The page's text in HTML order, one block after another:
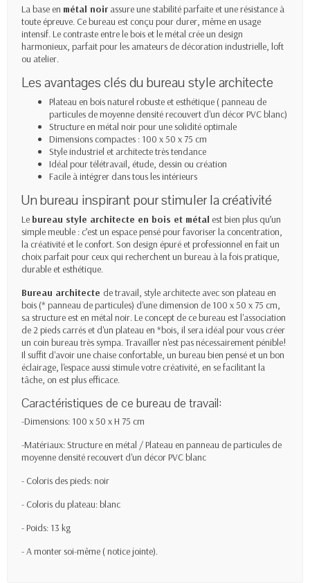
La base en métal noirassure une stabilité parfaite et une résistance à
toute épreuve. Ce bureau est conçu pour durer, même en usage
intensif. Le contraste entre le bois et le métal crée un design
harmonieux, parfait pour les amateurs de décoration industrielle, loft
ou atelier.
Les avantages clés du bureau style architecte
Plateau en bois naturel robuste et esthétique ( panneau de
particules de moyenne densité recouvert d'un décor PVC blanc)
Structure en métal noir pour une solidité optimale
Dimensions compactes : 100 x 50 x 75 cm
Style industriel et architecte très tendance
Idéal pour télétravail, étude, dessin ou création
Facile à intégrer dans tous les intérieurs
Un bureau inspirant pour stimuler la créativité
Le bureau style architecte en bois et métal est bien plus qu’un
simple meuble : c’est un espace pensé pour favoriser la concentration,
la créativité et le confort. Son design épuré et professionnel en fait un
choix parfait pour ceux qui recherchent un bureau à la fois pratique,
durable et esthétique.
Bureau architecte de travail, style architecte avec son plateau en
bois (* panneau de particules) d'une dimension de 100 x 50 x 75 cm,
sa structure est en métal noir. Le concept de ce bureau est l'association
de 2 pieds carrés et d'un plateau en *bois, il sera idéal pour vous créer
un coin bureau très sympa. Travailler n'est pas nécessairement pénible!
Il suffit d'avoir une chaise confortable, un bureau bien pensé et un bon
éclairage, l'espace aussi stimule votre créativité, en se facilitant la
tâche, on est plus efficace.
Caractéristiques de ce bureau de travail:
-Dimensions: 100 x 50 x H 75 cm
-Matériaux: Structure en métal / Plateau en panneau de particules de
moyenne densité recouvert d'un décor PVC blanc
- Coloris des pieds: noir
- Coloris du plateau: blanc
- Poids: 13 kg
- A monter soi-même ( notice jointe).